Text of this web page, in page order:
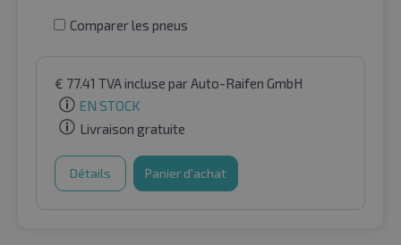
Comparer les pneus
€ 77.41 TVA incluse par Auto-Raifen GmbH
EN STOCK
Livraison gratuite
Détails Panier d'achat